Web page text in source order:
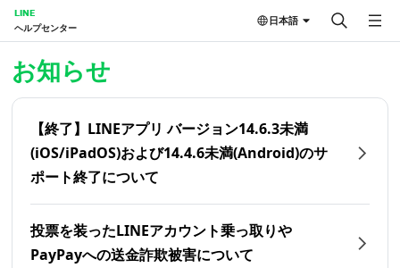
LINE
ヘルプセンター
日本語
お知らせ
【終了】LINEアプリ バージョン14.6.3未満
(iOS/iPadOS)および14.4.6未満(Android)のサ
ポート終了について
投票を装ったLINEアカウント乗っ取りや
PayPayへの送金詐欺被害について